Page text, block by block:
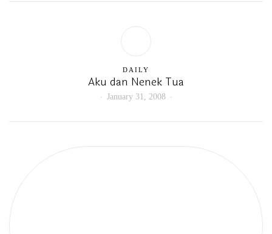
DAILY
Aku dan Nenek Tua
January 31, 2008